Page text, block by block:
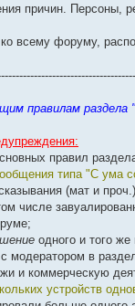
причин. Персоны,
всему форуму,
правилам раздела
правил
типа "С ума
(мат и
числе
одного и того
модератором в
и коммерческую
устройств